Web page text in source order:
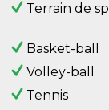
Terrain de
Basket-ball
Volley-ball
Tennis